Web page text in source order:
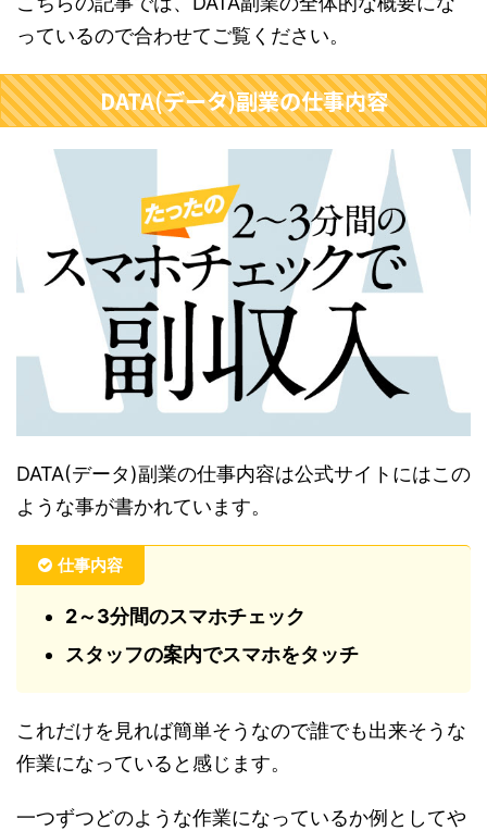
っているので合わせてご覧ください。
DATA(データ)副業の仕事内容
DATA(データ)副業の仕事内容は公式サイトにはこの
ような事が書かれています。
仕事内容
2～3分間のスマホチェック
スタッフの案内でスマホをタッチ
これだけを見れば簡単そうなので誰でも出来そうな
作業になっていると感じます。
一つずつどのような作業になっているか例としてや